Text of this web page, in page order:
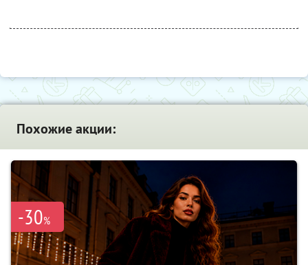
Похожие акции:
-30%